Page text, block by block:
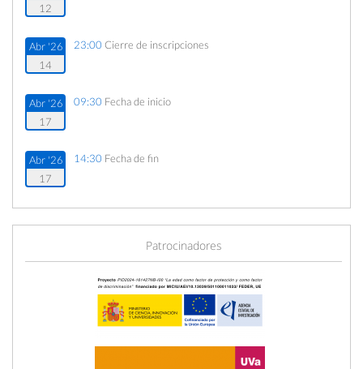
12
Abr '26
14
23:00 Cierre de inscripciones
Abr '26
17
09:30 Fecha de inicio
Abr '26
17
14:30 Fecha de fin
Patrocinadores